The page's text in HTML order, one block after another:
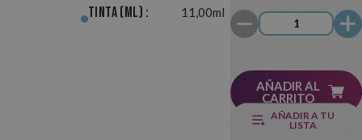
Magenta
Tinta (ml) : 11,00ml
AÑADIR AL
CARRITO
AÑADIR A TU
LISTA